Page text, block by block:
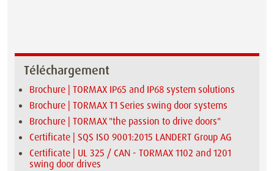
Téléchargement
Brochure | TORMAX IP65 and IP68 system solutions
Brochure | TORMAX T1 Series swing door systems
Brochure | TORMAX "the passion to drive doors"
Certificate | SQS ISO 9001:2015 LANDERT Group AG
Certificate | UL 325 / CAN - TORMAX 1102 and 1201
swing door drives